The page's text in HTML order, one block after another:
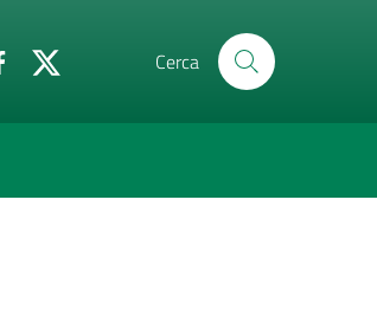
Cerca